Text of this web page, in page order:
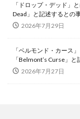
「ドロップ・デッド」
Dead」と記述するとの事
2026年7月29日
「ベルモンド・カース
「Belmont’s Curse」と
2026年7月27日